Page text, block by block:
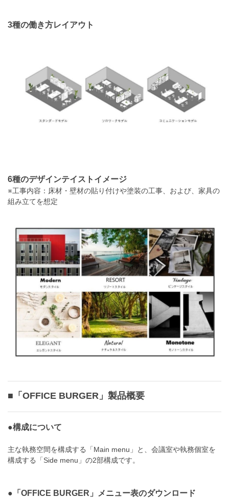
3種の働き方レイアウト
6種のデザインテイストイメージ
※工事内容：床材・壁材の貼り付けや塗装の工事、および、家具の
組み立てを想定
■「OFFICE BURGER」製品概要
●構成について
主な執務空間を構成する「Main menu」と、会議室や執務個室を
構成する「Side menu」の2部構成です。
●「OFFICE BURGER」メニュー表のダウンロード